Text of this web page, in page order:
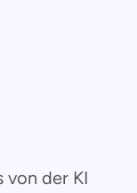
von der KI